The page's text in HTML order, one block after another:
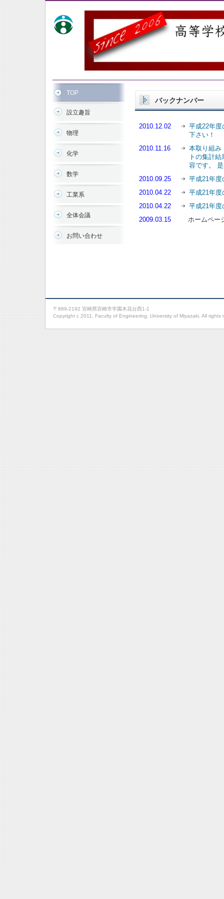
TOP
設立趣旨
物理
化学
数学
工業系
全体会議
お問い合わせ
バックナンバー
2010.12.02
平成22年
下さい！
2010.11.16
本取り組み
トの集計
容です。
2010.09.25
平成21年
2010.04.22
平成21年
2010.04.22
平成21年
2009.03.15
ホームペー
〒889-2192 宮崎県宮崎市学園木花台西1-1
Copyright c 2011, Faculty of Engineering, University of Miyazaki. All rights